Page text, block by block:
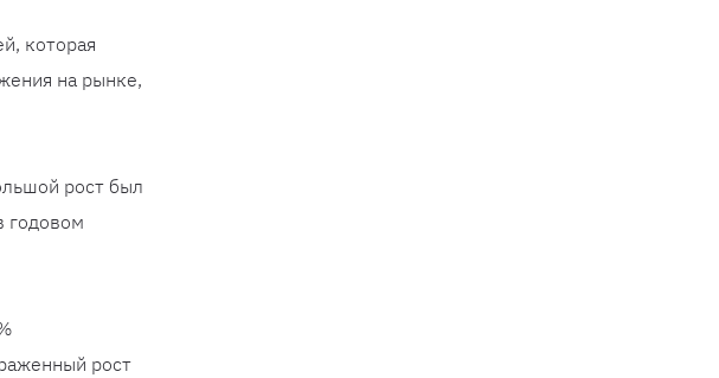
которая
на рынке,
рост был
годовом
рост